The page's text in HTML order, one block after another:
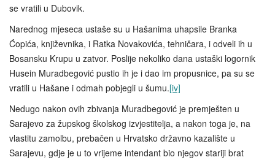
se vratili u Dubovik.
Narednog mjeseca ustaše su u Hašanima uhapsile Branka
Ćopića, književnika, i Ratka Novakovića, tehničara, i odveli ih u
Bosansku Krupu u zatvor. Poslije nekoliko dana ustaški logornik
Husein Muradbegović pustio ih je i dao im propusnice, pa su se
vratili u Hašane i odmah pobjegli u šumu.[iv]
Nedugo nakon ovih zbivanja Muradbegović je premješten u
Sarajevo za župskog školskog izvjestitelja, a nakon toga je, na
vlastitu zamolbu, prebačen u Hrvatsko državno kazalište u
Sarajevu, gdje je u to vrijeme intendant bio njegov stariji brat